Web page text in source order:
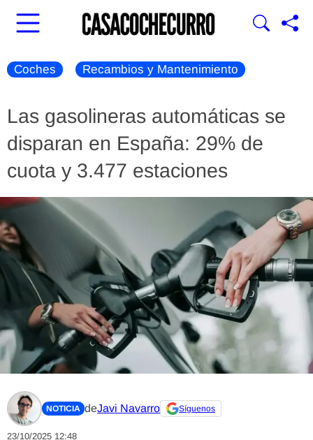
Coches Recambios y Mantenimiento
Las gasolineras automáticas se
disparan en España: 29% de
cuota y 3.477 estaciones
NOTICIA deJavi Navarro Síguenos
23/10/2025 12:48